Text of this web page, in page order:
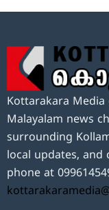
Kottarakara
Malayalam news
surrounding
local updates, and
phone at